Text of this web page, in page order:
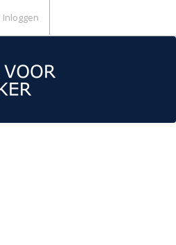
Inloggen